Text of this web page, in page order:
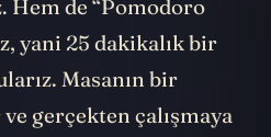
de “Pomodoro
yani 25 dakikalık bir
Masanın bir
gerçekten çalışmaya